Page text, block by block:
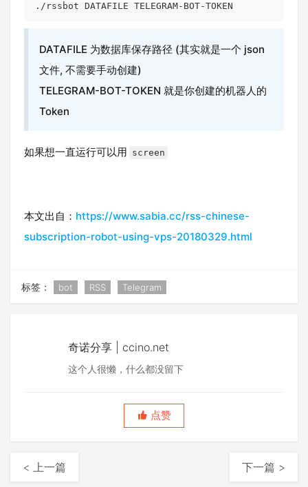
DATAFILE 为数据库保存路径 (其实就是一个 json
文件, 不需要手动创建)
TELEGRAM-BOT-TOKEN 就是你创建的机器人的
Token
如果想一直运行可以用 screen
本文出自： https://www.sabia.cc/rss-chinese-
subscription-robot-using-vps-20180329.html
标签： bot RSS Telegram
奇诺分享 | ccino.net
这个人很懒，什么都没留下
点赞
< 上一篇 下一篇 >